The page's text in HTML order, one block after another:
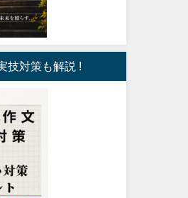
技対策も解説 !